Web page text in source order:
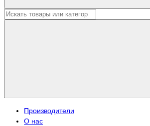
Производители
О нас